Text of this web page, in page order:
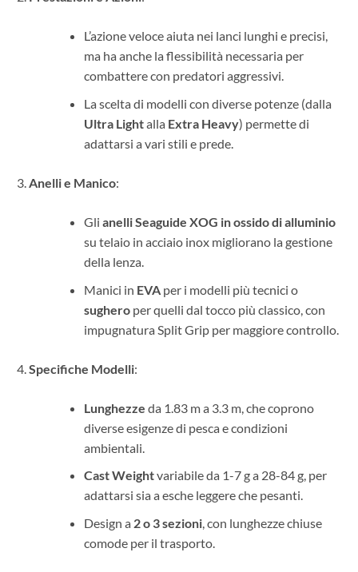
L’azione veloce aiuta nei lanci lunghi e precisi,
ma ha anche la flessibilità necessaria per
combattere con predatori aggressivi.
La scelta di modelli con diverse potenze (dalla
Ultra Lightalla Extra Heavy) permette di
adattarsi a vari stili e prede.
Anelli e Manico:
Gli anelli Seaguide XOG in ossido di alluminio
su telaio in acciaio inox migliorano la gestione
della lenza.
Manici in EVAper i modelli più tecnici o
sugheroper quelli dal tocco più classico, con
impugnatura Split Grip per maggiore controllo.
Specifiche Modelli:
Lunghezze da 1.83 m a 3.3 m, che coprono
diverse esigenze di pesca e condizioni
ambientali.
Cast Weightvariabile da 1-7 g a 28-84 g, per
adattarsi sia a esche leggere che pesanti.
Design a 2 o 3 sezioni, con lunghezze chiuse
comode per il trasporto.